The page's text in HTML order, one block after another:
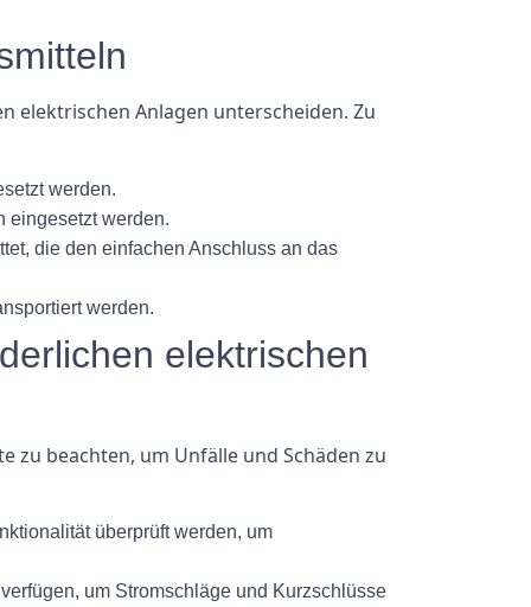
elektrischen Anlagen unterscheiden. Zu
werden.
eingesetzt werden.
die den einfachen Anschluss an das
werden.
elektrischen
zu beachten, um Unfälle und Schäden zu
überprüft werden, um
um Stromschläge und Kurzschlüsse